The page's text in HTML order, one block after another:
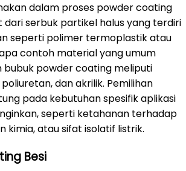
dalam proses powder coating
serbuk partikel halus yang terdiri
seperti polimer termoplastik atau
contoh material yang umum
bubuk powder coating meliputi
dan akrilik. Pemilihan
pada kebutuhan spesifik aplikasi
seperti ketahanan terhadap
kimia, atau sifat isolatif listrik.
Besi